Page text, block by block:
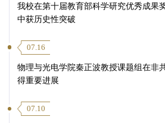
我校在第十届教育部科学研究优秀成果
中获历史性突破
07.16
物理与光电学院秦正波教授课题组在非
得重要进展
07.10